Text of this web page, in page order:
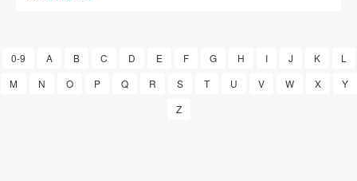
0-9 A B C D E F G H I J K
L
M
N O P Q R S T U V W X
Y
Z